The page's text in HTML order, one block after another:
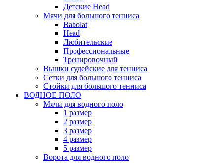
Детские Head
Мячи для большого тенниса
Babolat
Head
Любительские
Профессиональные
Тренировочный
Вышки судейские для тенниса
Сетки для большого тенниса
Стойки для большого тенниса
ВОДНОЕ ПОЛО
Мячи для водного поло
1 размер
2 размер
3 размер
4 размер
5 размер
Ворота для водного поло